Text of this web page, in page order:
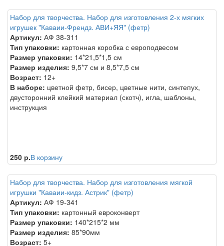
Набор для творчества. Набор для изготовления 2-х мягких
игрушек "Каваии-Френдз. АВИ+ЯЯ" (фетр)
Артикул: АФ 38-311
Тип упаковки: картонная коробка с европодвесом
Размер упаковки: 14*21,5*1,5 см
Размер изделия: 9,5*7 см и 8,5*7,5 см
Возраст: 12+
В наборе: цветной фетр, бисер, цветные нити, синтепух,
двусторонний клейкий материал (скотч), игла, шаблоны,
инструкция
250 р.В корзину
Набор для творчества. Набор для изготовления мягкой
игрушки "Каваии-кидз. Астрик" (фетр)
Артикул: АФ 19-341
Тип упаковки: картонный евроконверт
Размер упаковки: 140*215*2 мм
Размер изделия: 85*90мм
Возраст: 5+